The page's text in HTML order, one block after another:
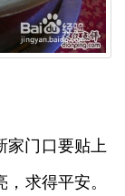
家门口要贴上
求得平安。